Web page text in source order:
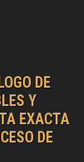
DE
Y
EXACTA
DE